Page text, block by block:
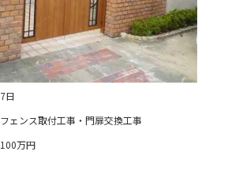
7日
フェンス取付工事・門扉交換工事
100万円